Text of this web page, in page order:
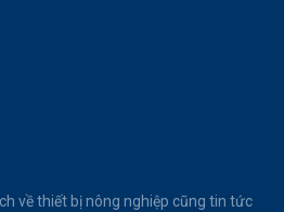
về thiết bị nông nghiệp cũng tin tức